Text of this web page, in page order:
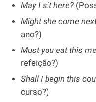
May I sit here?
Might she come
ano?)
Must you eat this
refeição?)
Shall I begin this
curso?)